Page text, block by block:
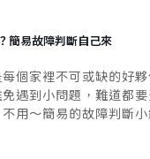
簡易故障判斷自己來
個家裡不可或缺的好
遇到小問題，難道都
用～簡易的故障判斷
解決的方法！